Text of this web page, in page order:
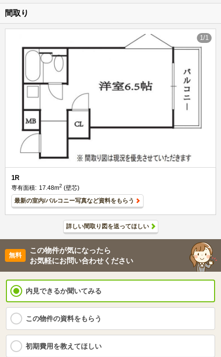
間取り
1/1
1R
専有面積: 17.48m2 (壁芯)
最新の室内/バルコニー写真など資料をもらう
詳しい間取り図を送ってほしい
この物件が気になったら
お気軽にお問い合わせください
内見できるか聞いてみる
この物件の資料をもらう
初期費用を教えてほしい